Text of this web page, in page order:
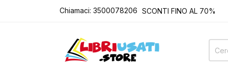
Chiamaci: 3500078206 SCONTI FINO AL 70%
P.IVA 15111121008